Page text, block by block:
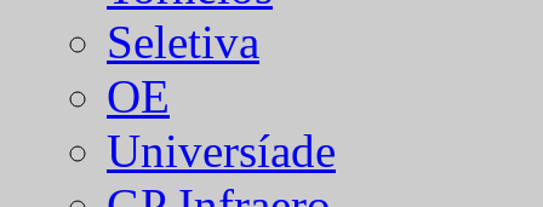
Seletiva
OE
Universíade